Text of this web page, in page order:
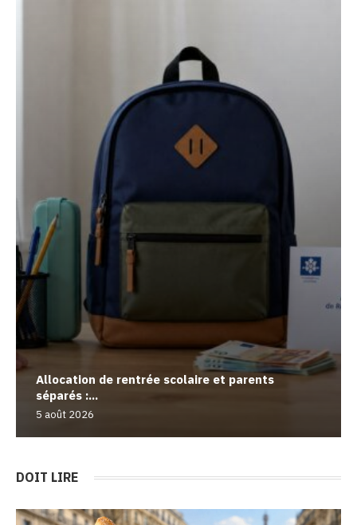
Allocation de rentrée scolaire et parents
séparés :...
5 août 2026
DOIT LIRE